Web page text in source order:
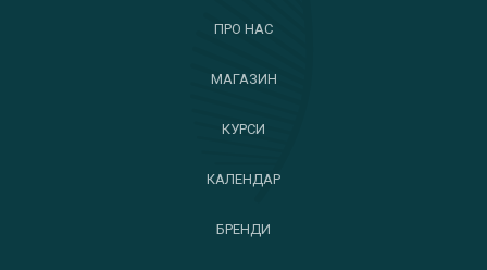
ПРО НАС
МАГАЗИН
КУРСИ
КАЛЕНДАР
БРЕНДИ